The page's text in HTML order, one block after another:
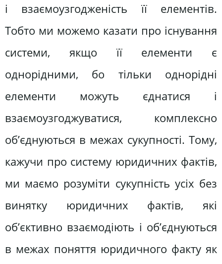
і взаємоузгодженість її елементів.
Тобто ми можемо казати про існування
системи, якщо її елементи є
однорідними, бо тільки однорідні
елементи можуть єднатися і
взаємоузгоджуватися, комплексно
об’єднуються в межах сукупності. Тому,
кажучи про систему юридичних фактів,
ми маємо розуміти сукупність усіх без
винятку юридичних фактів, які
об’єктивно взаємодіють і об’єднуються
в межах поняття юридичного факту як